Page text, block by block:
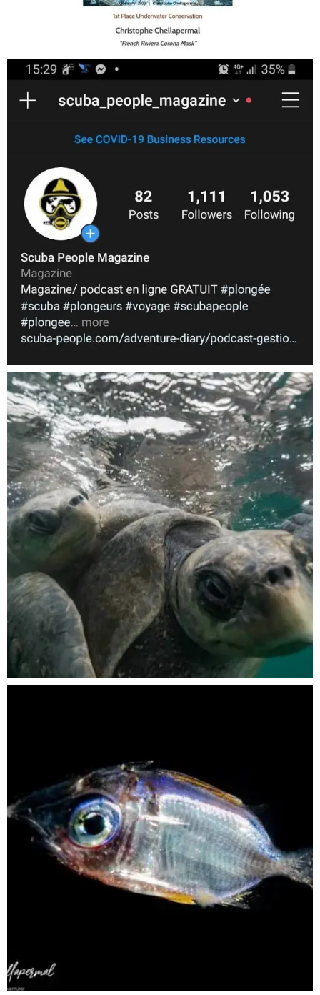
scuba_people_magazine
Nov 5
scuba_people_magazine
Sep 24